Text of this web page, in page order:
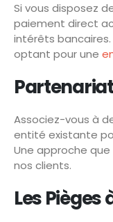
Si vous disposez
paiement direct
intérêts
optant pour une
Associez-vous à
entité existante
Une approche
nos clients.
Les Pièges